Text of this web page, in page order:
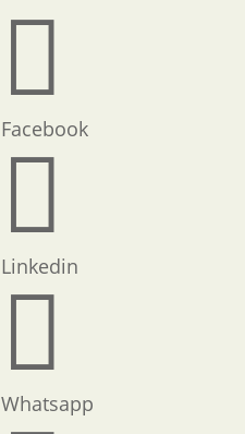

Facebook

Linkedin

Whatsapp